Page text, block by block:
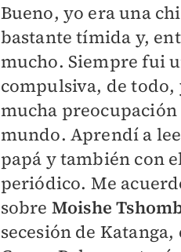
Bueno, yo era una
bastante tímida y,
mucho. Siempre fui
compulsiva, de todo,
mucha
mundo. Aprendí a
papá y también con
periódico. Me
sobre Moishe
secesión de Katanga,